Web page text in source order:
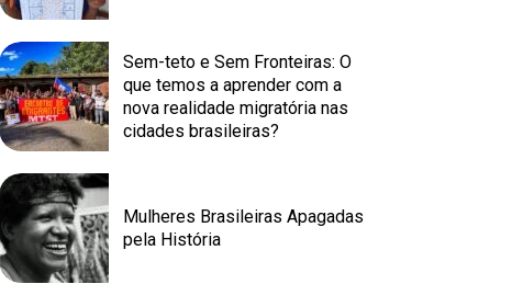
Sem-teto e Sem Fronteiras: O
que temos a aprender com a
nova realidade migratória nas
cidades brasileiras?
Mulheres Brasileiras Apagadas
pela História